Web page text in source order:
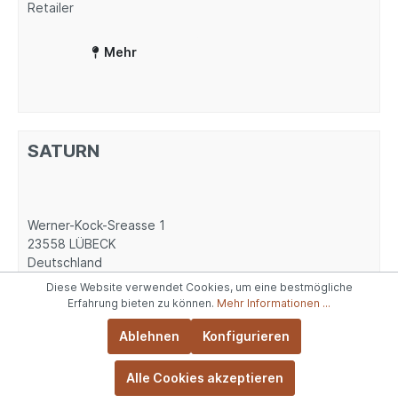
Retailer
Mehr
SATURN
Werner-Kock-Sreasse 1
23558 LÜBECK
Deutschland
Händlertyp
Mehr
Diese Website verwendet Cookies, um eine bestmögliche
Erfahrung bieten zu können. Mehr Informationen ...
Ablehnen Konfigurieren
Alle Cookies akzeptieren